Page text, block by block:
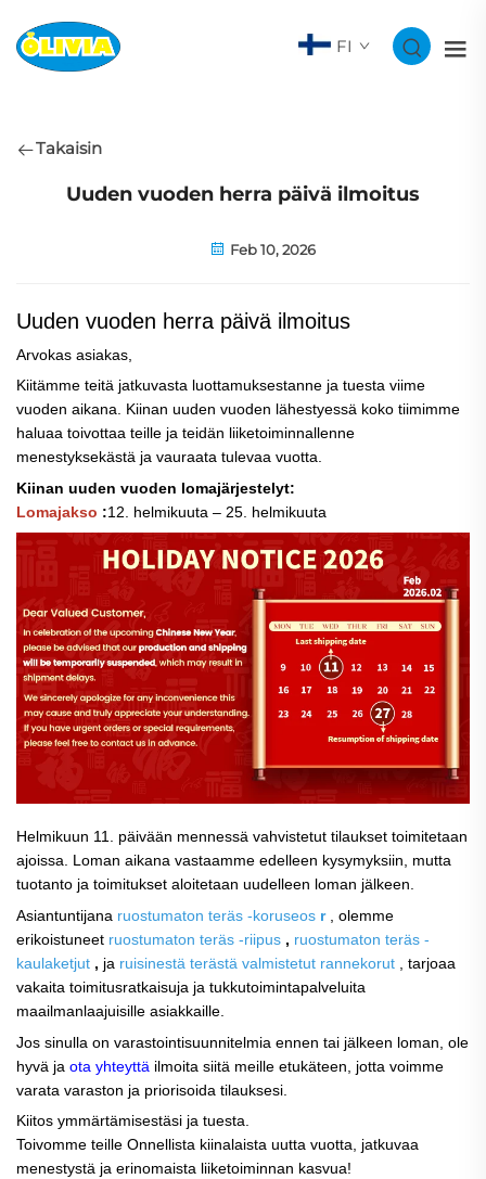
FI
Takaisin
Uuden vuoden herra päivä ilmoitus
Feb 10, 2026
Uuden vuoden herra päivä ilmoitus
Arvokas asiakas,
Kiitämme teitä jatkuvasta luottamuksestanne ja tuesta viime
vuoden aikana. Kiinan uuden vuoden lähestyessä koko tiimimme
haluaa toivottaa teille ja teidän liiketoiminnallenne
menestyksekästä ja vauraata tulevaa vuotta.
Kiinan uuden vuoden lomajärjestelyt:
Lomajakso :12. helmikuuta – 25. helmikuuta
Helmi­kuun 11. päivään mennessä vahvistetut tilaukset toimitetaan
ajoissa. Loman aikana vastaamme edelleen kysymyksiin, mutta
tuotanto ja toimitukset aloitetaan uudelleen loman jälkeen.
Asiantuntijana ruostumaton teräs -koruseos r
, olemme
erikoistuneet ruostumaton teräs -riipus , ruostumaton teräs -
kaulaketjut , ja ruisinestä terästä valmistetut rannekorut
, tarjoaa
vakaita toimitusratkaisuja ja tukkutoimintapalveluita
maailmanlaajuisille asiakkaille.
Jos sinulla on varastointisuunnitelmia ennen tai jälkeen loman, ole
hyvä ja ota yhteyttä ilmoita siitä meille etukäteen, jotta voimme
varata varaston ja priorisoida tilauksesi.
Kiitos ymmärtämisestäsi ja tuesta.
Toivomme teille Onnellista kiinalaista uutta vuotta, jatkuvaa
menestystä ja erinomaista liiketoiminnan kasvua!